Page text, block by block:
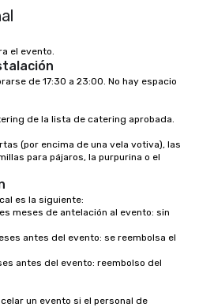
el evento.
de 17:30 a 23:00. No hay espacio
de la lista de catering aprobada.
(por encima de una vela votiva), las
para pájaros, la purpurina o el
es la siguiente:
meses de antelación al evento: sin
antes del evento: se reembolsa el
antes del evento: reembolso del
un evento si el personal de